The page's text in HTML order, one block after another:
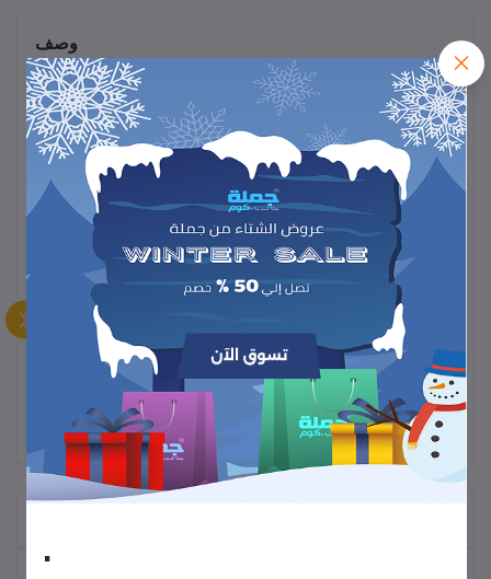
وصف
مانع الأتربة العملي يحمي الأجهزة والأسطح من تراكم الغبار والأوساخ،
سهل الاستخدام وفعال للحفاظ على النظافة والترتيب في المنزل أو
المكتب.
.